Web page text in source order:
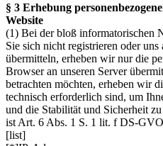
§ 3 Erhebung
Website
(1) Bei der bloß informatorischen
Sie sich nicht registrieren oder
übermitteln, erheben wir nur die
Browser an unseren Server
betrachten möchten, erheben wir
technisch erforderlich sind, um
und die Stabilität und Sicherheit
ist Art. 6 Abs. 1 S. 1 lit. f DS-
[list]